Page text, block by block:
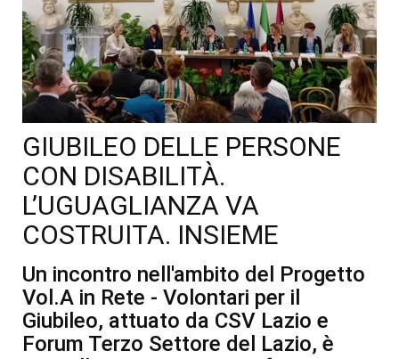
GIUBILEO DELLE PERSONE
CON DISABILITÀ.
L’UGUAGLIANZA VA
COSTRUITA. INSIEME
Un incontro nell'ambito del Progetto
Vol.A in Rete - Volontari per il
Giubileo, attuato da CSV Lazio e
Forum Terzo Settore del Lazio, è